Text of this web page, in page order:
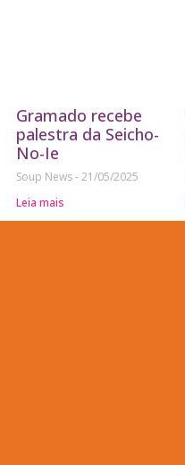
Gramado recebe
palestra da Seicho-
No-Ie
Soup News 21/05/2025
Leia mais